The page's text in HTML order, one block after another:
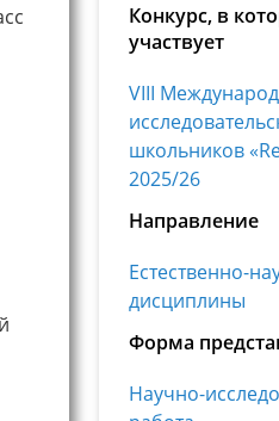
Конкурс, в
участвует
VIII
школьников
2025/26
Направление
Естественно-
дисциплины
Форма
Научно-